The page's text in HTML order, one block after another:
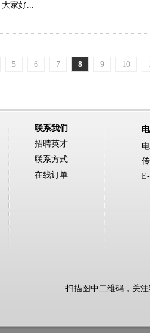
家好...
5 6 7 8 9 10
联系我们
招聘英才
联系方式
在线订单
扫描图中二维码，关注我